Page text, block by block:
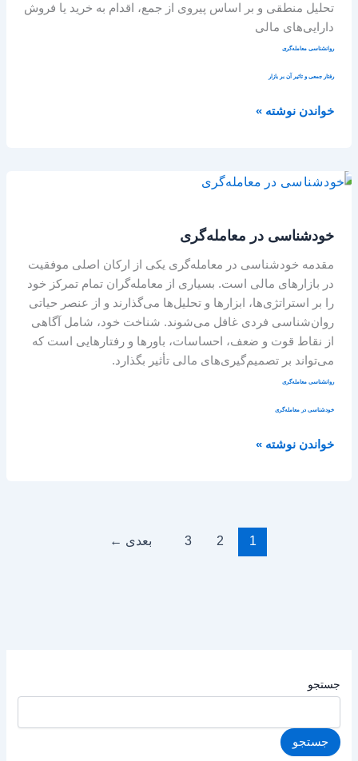
جستجو
جستجو
تحلیل منطقی و بر اساس پیروی از جمع، اقدام به خرید یا فروش
دارایی‌های مالی
روانشناسی معامله‌گری
رفتار جمعی و تاثیر آن بر بازار
خواندن نوشته »
خودشناسی در معامله‌گری
مقدمه خودشناسی در معامله‌گری یکی از ارکان اصلی موفقیت
در بازارهای مالی است. بسیاری از معامله‌گران تمام تمرکز خود
را بر استراتژی‌ها، ابزارها و تحلیل‌ها می‌گذارند و از عنصر حیاتی
روان‌شناسی فردی غافل می‌شوند. شناخت خود، شامل آگاهی
از نقاط قوت و ضعف، احساسات، باورها و رفتارهایی است که
می‌تواند بر تصمیم‌گیری‌های مالی تأثیر بگذارد.
روانشناسی معامله‌گری
خودشناسی در معامله‌گری
خودشناسی
خواندن نوشته »
1
2
3 بعدی ←